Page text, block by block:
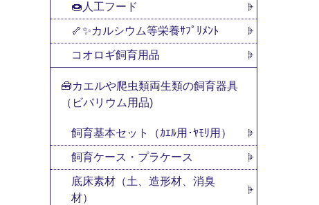
🍩人工フード
🦴✨カルシウム等栄養ｻﾌﾟﾘﾒﾝﾄ
コオロギ飼育用品
🧰カエルや爬虫類両生類の飼育器具
（ビバリウム用品)
飼育基本セット（ｶｴﾙ用･ﾔﾓﾘ用）
飼育ケース・プラケース
底床素材（土、造形材、消臭
材）